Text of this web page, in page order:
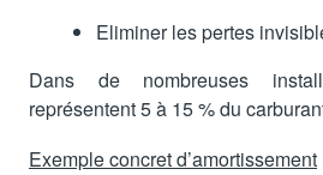
Eliminer les pertes
Dans de nombreuses
représentent 5 à 15 % du
Exemple concret d’amortissement